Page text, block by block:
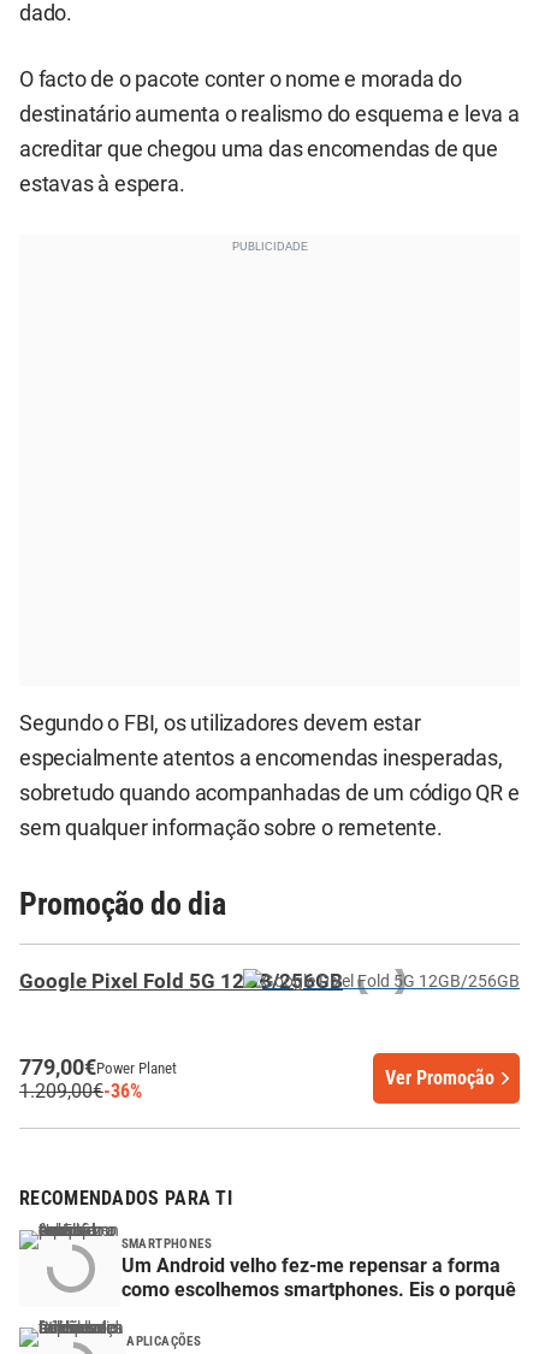
dado.
O facto de o pacote conter o nome e morada do
destinatário aumenta o realismo do esquema e leva a
acreditar que chegou uma das encomendas de que
estavas à espera.
Segundo o FBI, os utilizadores devem estar
especialmente atentos a encomendas inesperadas,
sobretudo quando acompanhadas de um código QR e
sem qualquer informação sobre o remetente.
Promoção do dia
Google Pixel Fold 5G 12GB/256GB
779,00€Power Planet
1.209,00€-36%
Ver Promoção
RECOMENDADOS PARA TI
SMARTPHONES
Um Android velho fez-me repensar a forma
como escolhemos smartphones. Eis o porquê
APLICAÇÕES